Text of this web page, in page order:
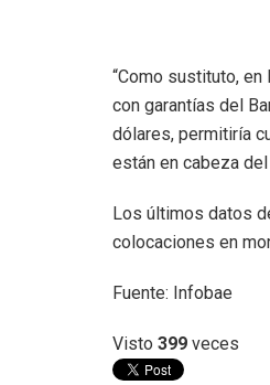
“Como sustituto,
con garantías del
dólares, permitiría
están en cabeza del
Los últimos datos
colocaciones en
Fuente: Infobae
Visto 399 veces